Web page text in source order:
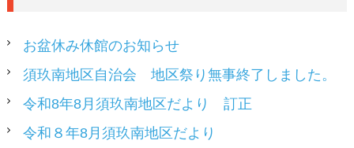
お盆休み休館のお知らせ
須玖南地区自治会 地区祭り無事終了しました。
令和8年8月須玖南地区だより 訂正
令和８年8月須玖南地区だより